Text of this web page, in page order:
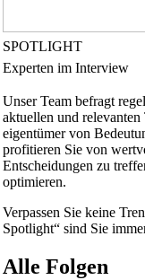
SPOTLIGHT
Experten im Interview
Unser Team befragt
aktuellen und
eigentümer von
profitieren Sie von
Entscheidungen zu
optimieren.
Verpassen Sie keine
Spotlight“ sind Sie
Alle Folgen